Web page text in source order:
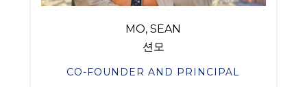
MO, SEAN
션모
CO-FOUNDER AND PRINCIPAL